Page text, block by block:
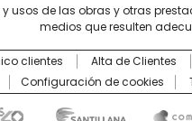
y usos de las obras y otras
medios que resulten
clientes Alta de Clientes
Configuración de cookies